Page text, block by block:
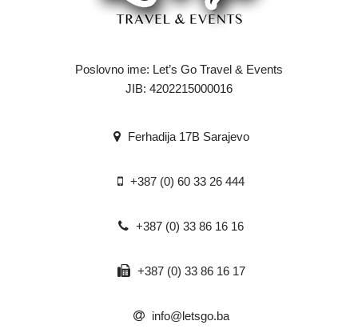
Poslovno ime: Let’s Go Travel & Events
JIB: 4202215000016
Ferhadija 17B Sarajevo
+387 (0) 60 33 26 444
+387 (0) 33 86 16 16
+387 (0) 33 86 16 17
info@letsgo.ba